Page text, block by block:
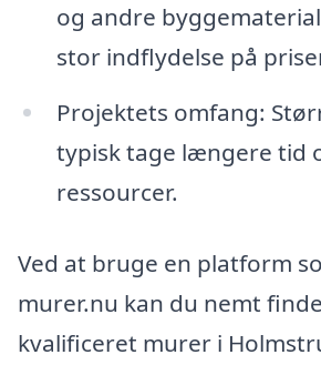
og andre
stor indflydelse på
Projektets omfang:
typisk tage længere tid
ressourcer.
Ved at bruge en platform
murer.nu kan du nemt
kvalificeret murer i